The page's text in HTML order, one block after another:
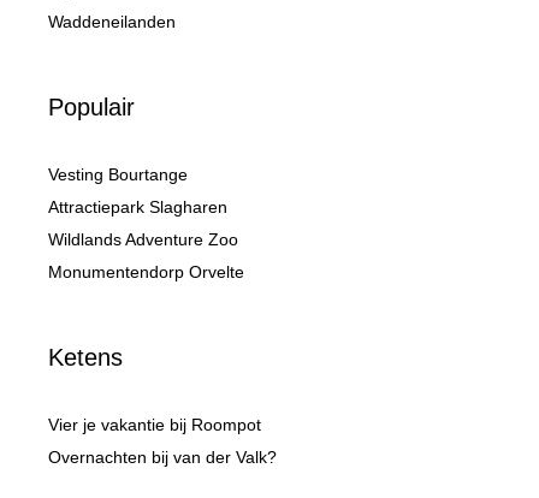
Waddeneilanden
Populair
Vesting Bourtange
Attractiepark Slagharen
Wildlands Adventure Zoo
Monumentendorp Orvelte
Ketens
Vier je vakantie bij Roompot
Overnachten bij van der Valk?